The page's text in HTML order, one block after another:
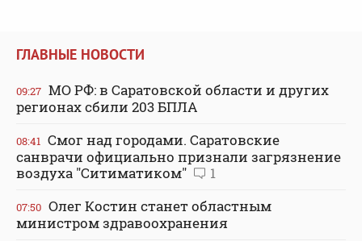
ГЛАВНЫЕ НОВОСТИ
09:27 МО РФ: в Саратовской области и других
регионах сбили 203 БПЛА
08:41 Смог над городами. Саратовские
санврачи официально признали загрязнение
воздуха "Ситиматиком"
1
07:50 Олег Костин станет областным
министром здравоохранения